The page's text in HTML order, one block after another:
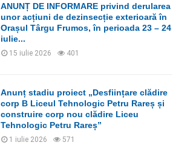
ANUNȚ DE INFORMARE privind derularea
unor acțiuni de dezinsecție exterioară în
Orașul Târgu Frumos, în perioada 23 – 24
iulie...
15 iulie 2026 401
Anunț stadiu proiect „Desființare clădire
corp B Liceul Tehnologic Petru Rareș și
construire corp nou clădire Liceu
Tehnologic Petru Rareș”
1 iulie 2026 571